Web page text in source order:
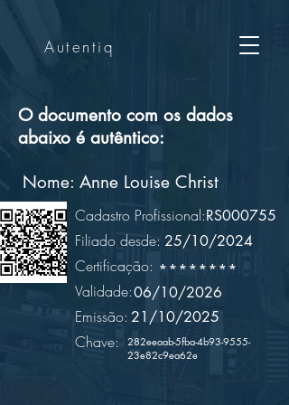
Autentiq
O documento com os dados
abaixo é autêntico:
Nome:
Cadastro Profissional:
Filiado desde:
Certificação:
Validade:
Emissão:
Chave:
282eeaab-5fba-4b93-9555-
23e82c9ea62e
06/10/2026
Anne Louise Christ
21/10/2025
********
25/10/2024
RS000755